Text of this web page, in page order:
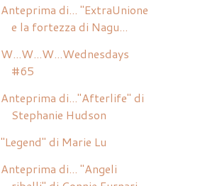
Anteprima di... "ExtraUnione
e la fortezza di Nagu...
W...W...W...Wednesdays
#65
Anteprima di..."Afterlife" di
Stephanie Hudson
"Legend" di Marie Lu
Anteprima di... "Angeli